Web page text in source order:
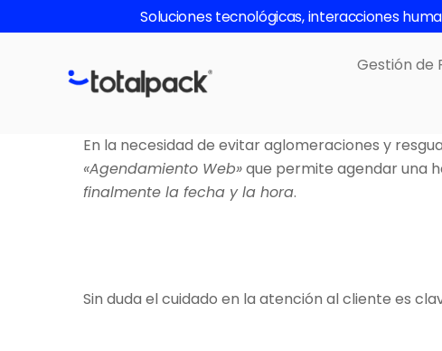
to
Soluciones tecnológicas, interacciones
Gestión de
En la necesidad de evitar aglomeraciones y
«Agendamiento Web»que permite agendar una
finalmente la fecha y la hora.
Sin duda el cuidado en la atención al cliente es